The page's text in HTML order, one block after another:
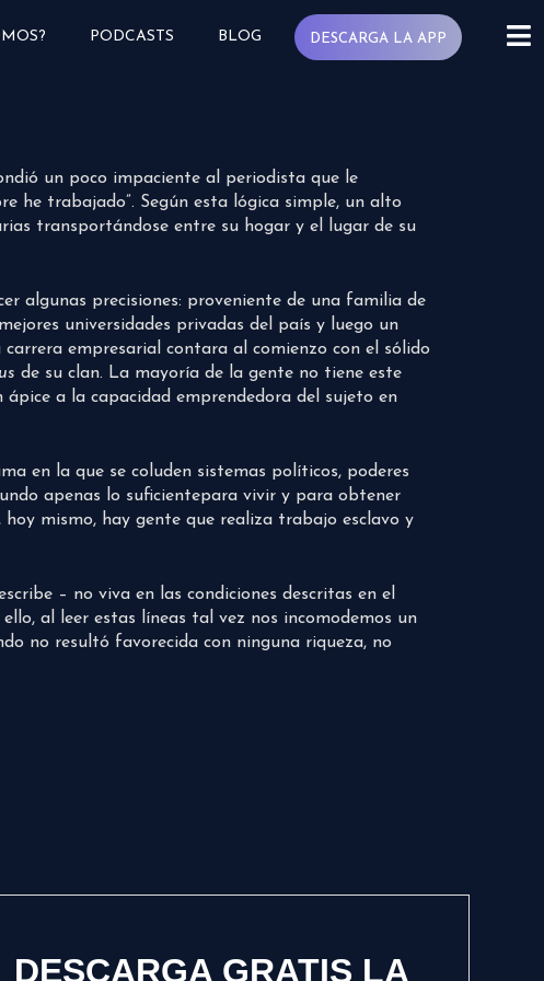
PODCASTS BLOG DESCARGA LA APP
un poco impaciente al periodista que le
he trabajado”. Según esta lógica simple, un alto
transportándose entre su hogar y el lugar de su
algunas precisiones: proveniente de una familia de
universidades privadas del país y luego un
empresarial contara al comienzo con el sólido
de su clan. La mayoría de la gente no tiene este
a la capacidad emprendedora del sujeto en
en la que se coluden sistemas políticos, poderes
apenas lo suficientepara vivir y para obtener
mismo, hay gente que realiza trabajo esclavo y
– no viva en las condiciones descritas en el
al leer estas líneas tal vez nos incomodemos un
no resultó favorecida con ninguna riqueza, no
DESCARGA GRATIS LA